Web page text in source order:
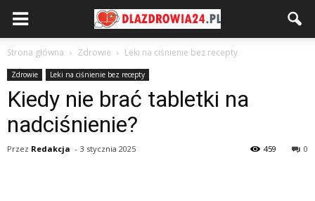
Strona główna Zdrowie Leki na ciśnienie bez recepty
Zdrowie Leki na ciśnienie bez recepty
Kiedy nie brać tabletki na
nadciśnienie?
Przez Redakcja - 3 stycznia 2025 0
459